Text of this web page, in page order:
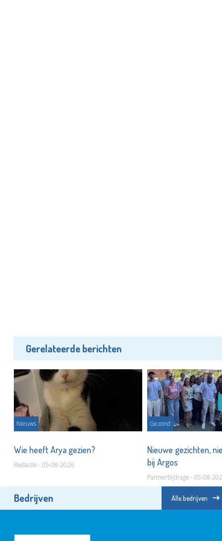
Gerelateerde berichten
Nieuws
Wie heeft Arya gezien?
Redactie - 05-08-2026
Gezond
Nieuwe gezichten,
bij Argos
Partnerbijdrage - 05-08-
Bedrijven Alle bedrijven